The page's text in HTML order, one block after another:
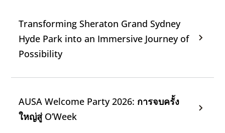
Transforming Sheraton Grand Sydney
Hyde Park into an Immersive Journey of
Possibility
AUSA Welcome Party 2026: การจบครั้ง
ใหญ่สู่ O’Week